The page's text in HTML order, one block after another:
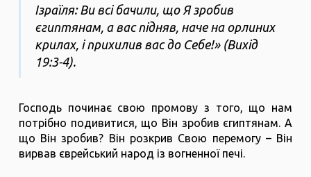
Ізраїля: Ви всі бачили, що Я зробив
єгиптянам, а вас підняв, наче на орлиних
крилах, і прихилив вас до Себе!» (Вихід
19:3-4).
Господь починає свою промову з того, що нам
потрібно подивитися, що Він зробив єгиптянам. А
що Він зробив? Він розкрив Свою перемогу – Він
вирвав єврейський народ із вогненної печі.